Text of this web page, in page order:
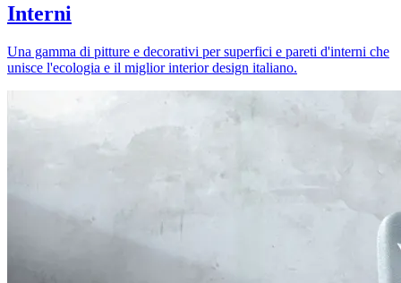
Interni
Una gamma di pitture e decorativi per superfici e pareti d'interni che
unisce l'ecologia e il miglior interior design italiano.